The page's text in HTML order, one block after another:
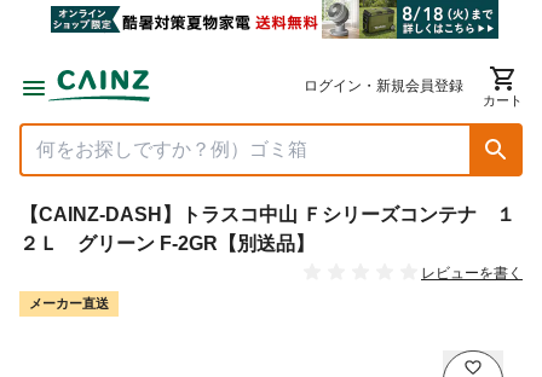
ログイン・新規会員登録
カート
【CAINZ-DASH】トラスコ中山 Ｆシリーズコンテナ １
２Ｌ グリーン F-2GR【別送品】
レビューを書く
メーカー直送